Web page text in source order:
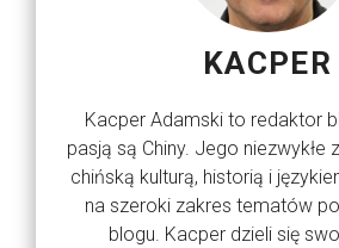
KACPER
Kacper Adamski to redaktor
pasją są Chiny. Jego niezwykłe
chińską kulturą, historią i
na szeroki zakres tematów
blogu. Kacper dzieli się